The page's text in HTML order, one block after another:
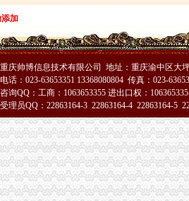
手车价格_中国二手车城
洁价格|重庆开荒保洁如何收费_开荒保
经理/管理信息】-大足在线
程评选结果的公示
营业执照_代理工商登记_分公司_个体
业开锁、换锁-无界信息网
明怎么开_学历证明格式word模板
中区分公司
_重庆永秀家政清洗_【企业日常服务】
区分公司
添加
重庆帅博信息技术有限公司 地址：重庆渝中区大
电话：023-63653351 13368080804 传真：023-
咨询QQ：工商：1063653355 进出口权：
受理员QQ：22863164-3 22863164-4 22863164-5